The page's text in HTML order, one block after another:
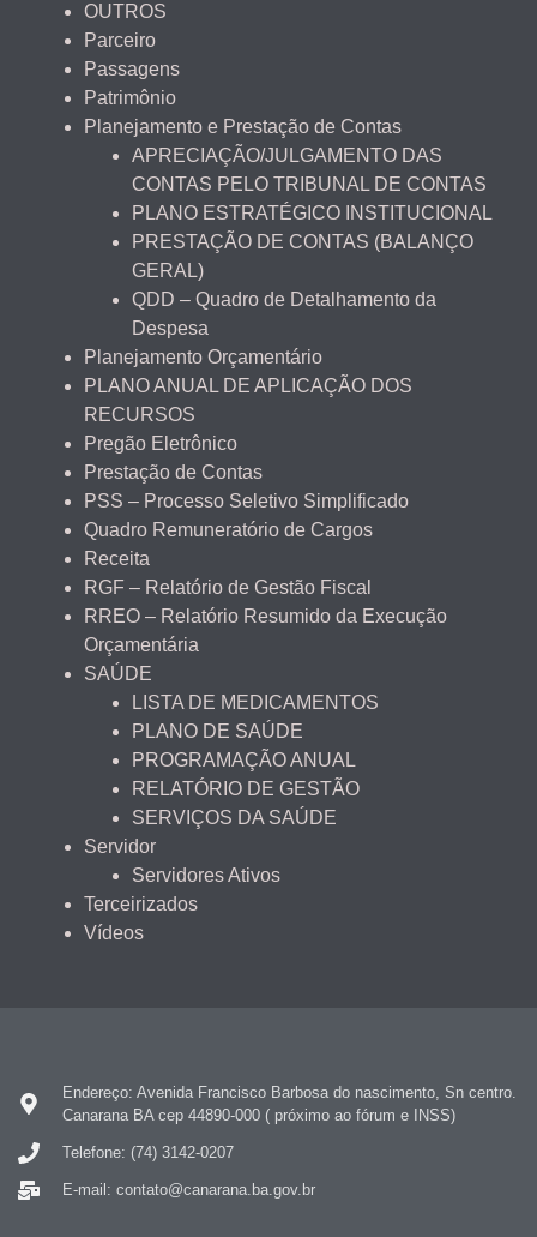
OUTROS
Parceiro
Passagens
Patrimônio
Planejamento e Prestação de Contas
APRECIAÇÃO/JULGAMENTO DAS
CONTAS PELO TRIBUNAL DE CONTAS
PLANO ESTRATÉGICO INSTITUCIONAL
PRESTAÇÃO DE CONTAS (BALANÇO
GERAL)
QDD – Quadro de Detalhamento da
Despesa
Planejamento Orçamentário
PLANO ANUAL DE APLICAÇÃO DOS
RECURSOS
Pregão Eletrônico
Prestação de Contas
PSS – Processo Seletivo Simplificado
Quadro Remuneratório de Cargos
Receita
RGF – Relatório de Gestão Fiscal
RREO – Relatório Resumido da Execução
Orçamentária
SAÚDE
LISTA DE MEDICAMENTOS
PLANO DE SAÚDE
PROGRAMAÇÃO ANUAL
RELATÓRIO DE GESTÃO
SERVIÇOS DA SAÚDE
Servidor
Servidores Ativos
Terceirizados
Vídeos
Endereço: Avenida Francisco Barbosa do nascimento, Sn centro.
Canarana BA cep 44890-000 ( próximo ao fórum e INSS)
Telefone: (74) 3142-0207
E-mail: contato@canarana.ba.gov.br